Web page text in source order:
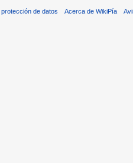
de datos Acerca de WikiPía